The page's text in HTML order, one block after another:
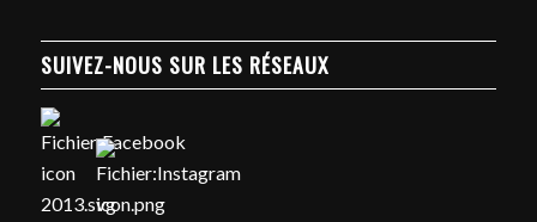
SUIVEZ-NOUS SUR LES RÉSEAUX